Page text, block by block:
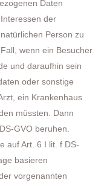
Daten
der
Person zu
wenn ein Besucher
und daraufhin sein
oder sonstige
ein Krankenhaus
müssten. Dann
GVO beruhen.
auf Art. 6 I lit. f DS-
basieren
vorgenannten